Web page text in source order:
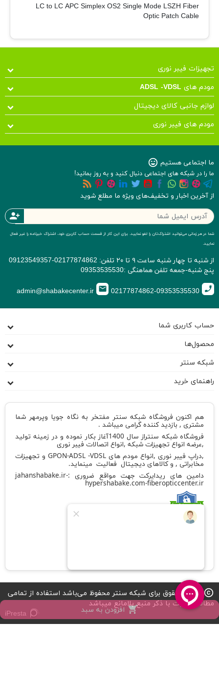
 افزودن به سبد
LC to LC APC Simplex OS2 Single Mode LSZH Fiber
Optic Patch Cable
تجهیزات فیبر نوری
مودم های ADSL -VDSL
لوازم جانبی کالای دیجیتال
مودم های فیبر نوری
ما اجتماعی هستیم sentiment_very_satisfied
ما را در شبکه های اجتماعی دنبال کنید و به روز بمانید!
از آخرین اخبار و تخفیف‌های ویژه ما مطلع شوید
person_add
شما در هر زمانی می‌توانید اشتراک‌تان را لغو نمایید. برای این کار از قسمت حساب کاربری خود، اشتراک خبرنامه را غیر فعال
نمایید.
از شنبه تا چهار شنبه ساعت ۹ تا ۲۰ تلفن: 02177874862-09123549357
پنج شنبه-جمعه تلفن هماهنگی :09353535530
call
02177874862-09353535530
email
حساب کاربری شما
محصول‌ها
شبکه سنتر
راهنمای خرید
هم اکنون فروشگاه شبکه سنتر مفتخر به نگاه جویا وپرمهر شما
مشتری , بازدید کننده گرامی میباشد .
فروشگاه شبکه سنتراز سال 1400آغاز بکار نموده و در زمینه تولید
,عرضه انواع تجهیزات شبکه ,انواع اتصالات فیبر نوری
,دراپ فیبر نوری ,انواع مودم های GPON-ADSL -VDSL و تجهیزات
مخابراتی , و کالاهای دیجیتال فعالیت مینماید.
دامین های ریدایرکت جهت مواقع ضروری : jahanshabake.ir-
hypershabake.com-fiberopticcenter.ir
copyrightتمامی حقوق برای شبکه سنتر محفوظ می‌باشد استفاده از تمامی
مطالب سایت با ذکر منبع بلامانع میباشد
iPresta